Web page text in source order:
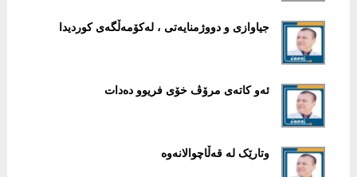
جیاوازی و دووژمنایەتی ، لەکۆمەڵگەی کوردیدا
ئەو كاتەی مرۆڤ خۆی فریوو دەدات
وتارێک لە قەڵاچوالانەوە